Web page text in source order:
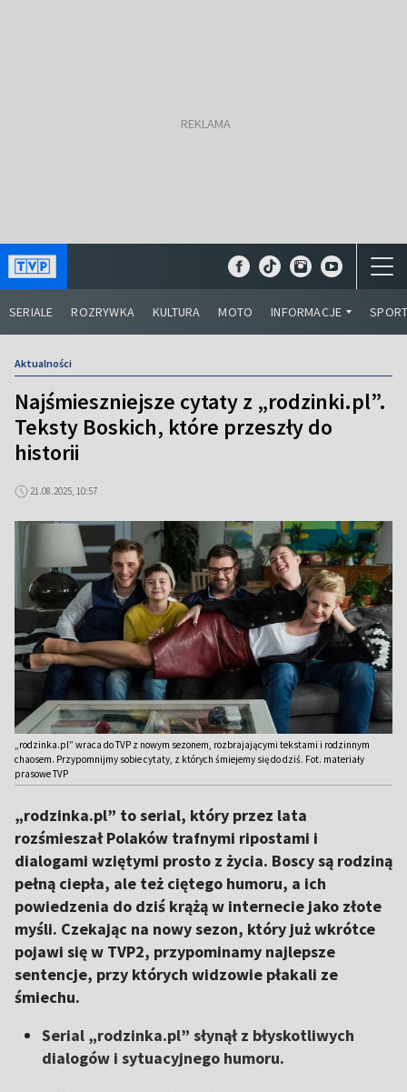
SERIALE ROZRYWKA KULTURA MOTO INFORMACJE
Aktualności
Najśmieszniejsze cytaty z „rodzinki.pl”.
Teksty Boskich, które przeszły do
historii
21.08.2025, 10:57
„rodzinka.pl” wraca do TVP z nowym sezonem, rozbrajającymi tekstami i rodzinnym
chaosem. Przypomnijmy sobie cytaty, z których śmiejemy się do dziś. Fot. materiały
prasowe TVP
„rodzinka.pl” to serial, który przez lata
rozśmieszał Polaków trafnymi ripostami i
dialogami wziętymi prosto z życia. Boscy są rodziną
pełną ciepła, ale też ciętego humoru, a ich
powiedzenia do dziś krążą w internecie jako złote
myśli. Czekając na nowy sezon, który już wkrótce
pojawi się w TVP2, przypominamy najlepsze
sentencje, przy których widzowie płakali ze
śmiechu.
Serial „rodzinka.pl” słynął z błyskotliwych
dialogów i sytuacyjnego humoru.